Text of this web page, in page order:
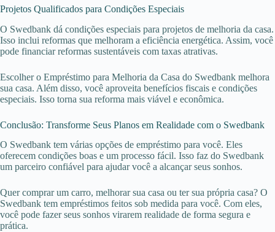
Projetos Qualificados para Condições Especiais
O Swedbank dá condições especiais para projetos de melhoria da casa.
Isso inclui reformas que melhoram a eficiência energética. Assim, você
pode financiar reformas sustentáveis com taxas atrativas.
Escolher o Empréstimo para Melhoria da Casa do Swedbank melhora
sua casa. Além disso, você aproveita benefícios fiscais e condições
especiais. Isso torna sua reforma mais viável e econômica.
Conclusão: Transforme Seus Planos em Realidade com o Swedbank
O Swedbank tem várias opções de empréstimo para você. Eles
oferecem condições boas e um processo fácil. Isso faz do Swedbank
um parceiro confiável para ajudar você a alcançar seus sonhos.
Quer comprar um carro, melhorar sua casa ou ter sua própria casa? O
Swedbank tem empréstimos feitos sob medida para você. Com eles,
você pode fazer seus sonhos virarem realidade de forma segura e
prática.